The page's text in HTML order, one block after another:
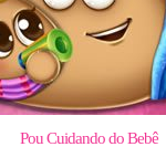
Pou Cuidando do Bebê